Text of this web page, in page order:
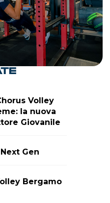
Volley
la nuova
Giovanile
Gen
Bergamo